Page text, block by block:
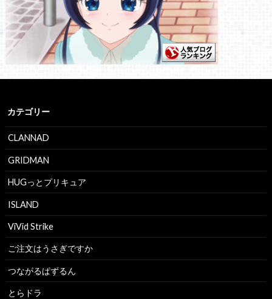
カテゴリー
CLANNAD
GRIDMAN
HUGっとプリキュア
ISLAND
ViVid Strike
ご注文はうさぎですか
つながるぱずるん
とらドラ